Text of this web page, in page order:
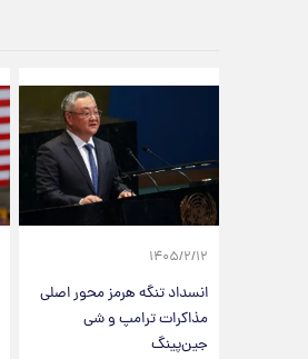
۱۴۰۵/۲/۱۲
انسداد تنگه هرمز محور اصلی
مذاکرات ترامپ و شی
جین‌پینگ